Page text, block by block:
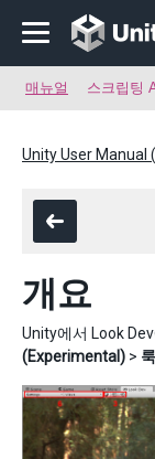
매뉴얼 스크립팅
Unity User Manual
개요
Unity에서 Look
(Experimental) >